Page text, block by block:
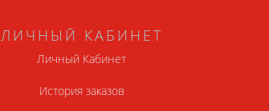
ЛИЧНЫЙ КАБИНЕТ
Личный Кабинет
История заказов